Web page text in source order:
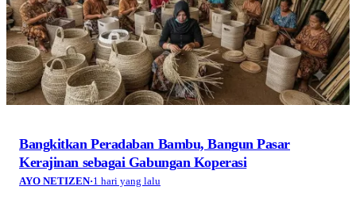
Bangkitkan Peradaban Bambu, Bangun Pasar
Kerajinan sebagai Gabungan Koperasi
AYO NETIZEN·1 hari yang lalu